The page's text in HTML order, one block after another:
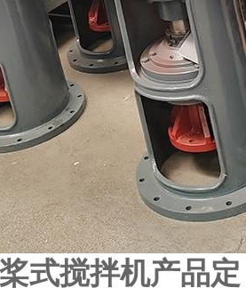
式搅拌机产品定